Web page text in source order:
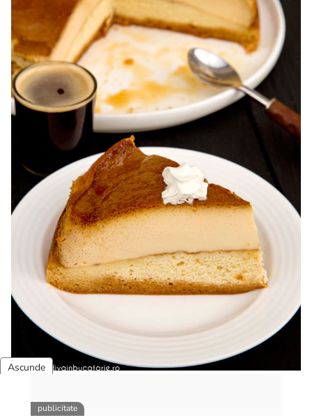
Tort cu crema de zahar ars